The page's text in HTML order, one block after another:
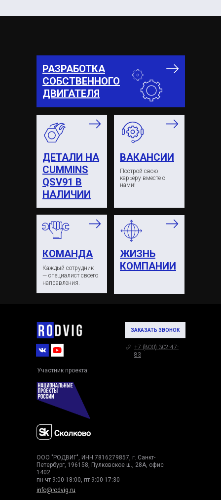
Построй свою
карьеру вместе с
нами!
ЖИЗНЬ
КОМПАНИИ
КОМАНДА
ВАКАНСИИ
ДЕТАЛИ НА
CUMMINS
QSV91 В
НАЛИЧИИ
Каждый сотрудник
— специалист своего
направления.
РАЗРАБОТКА
СОБСТВЕННОГО
ДВИГАТЕЛЯ
ЗАКАЗАТЬ ЗВОНОК
ООО "РОДВИГ", ИНН 7816279857, г. Санкт-
Петербург, 196158, Пулковское ш., 28А, офис
1402
пн-чт 9:00-18:00, пт 9:00-17:30
Участник проекта:
+7 (800) 302-47-
83
info@rodvig.ru